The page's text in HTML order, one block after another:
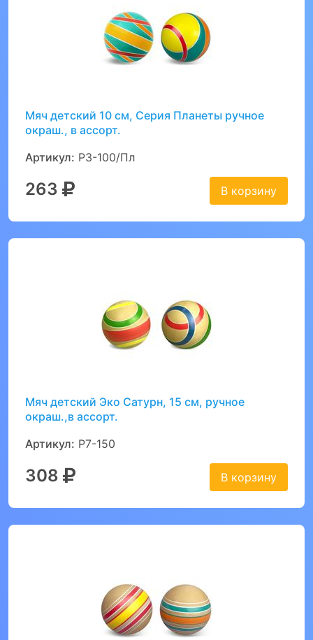
Мяч детский 10 см, Серия Планеты ручное
окраш., в ассорт.
Артикул: Р3-100/Пл
263 В корзину
Мяч детский Эко Сатурн, 15 см, ручное
окраш.,в ассорт.
Артикул: Р7-150
308 В корзину